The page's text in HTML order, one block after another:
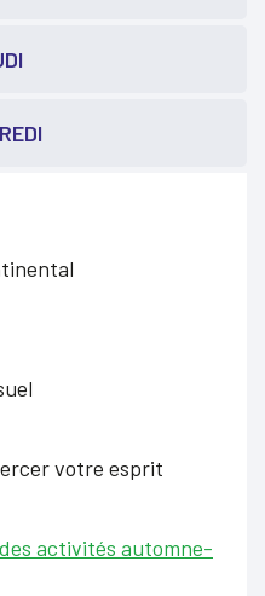
votre esprit
des activités automne-